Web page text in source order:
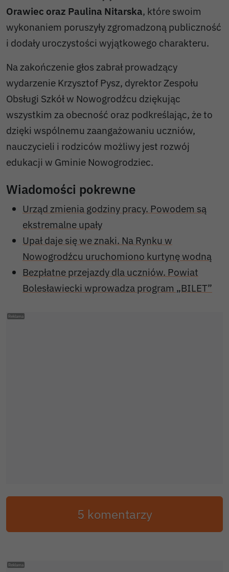
Orawiec oraz Paulina Nitarska, które swoim
wykonaniem poruszyły zgromadzoną publiczność
i dodały uroczystości wyjątkowego charakteru.
Na zakończenie głos zabrał prowadzący
wydarzenie Krzysztof Pysz, dyrektor Zespołu
Obsługi Szkół w Nowogrodźcu dziękując
wszystkim za obecność oraz podkreślając, że to
dzięki wspólnemu zaangażowaniu uczniów,
nauczycieli i rodziców możliwy jest rozwój
edukacji w Gminie Nowogrodziec.
Wiadomości pokrewne
Urząd zmienia godziny pracy. Powodem są
ekstremalne upały
Upał daje się we znaki. Na Rynku w
Nowogrodźcu uruchomiono kurtynę wodną
Bezpłatne przejazdy dla uczniów. Powiat
Bolesławiecki wprowadza program „BILET”
5 komentarzy